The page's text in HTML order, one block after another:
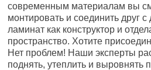
современным материалам вы
монтировать и соединить друг с
ламинат как конструктор и
пространство. Хотите
Нет проблем! Наши эксперты
поднять, утеплить и выровнять